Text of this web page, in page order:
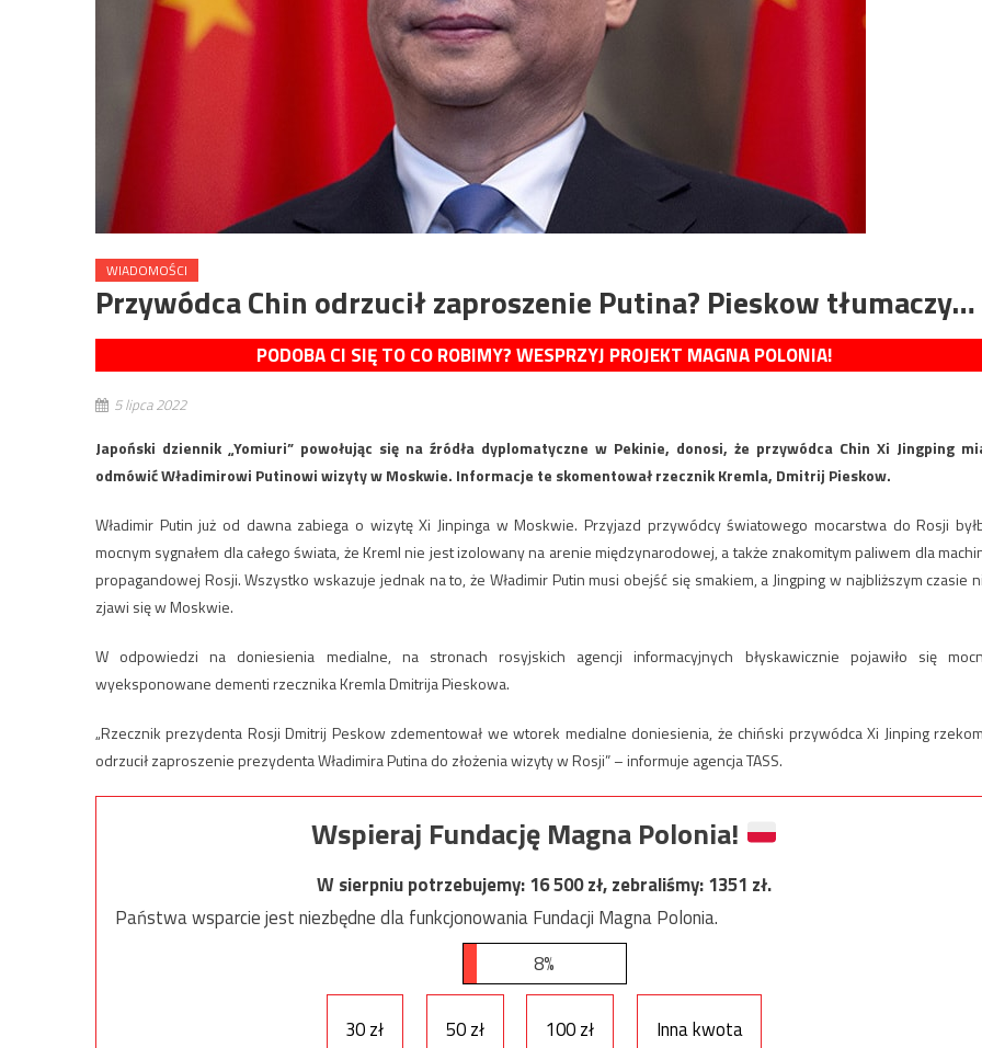
WIADOMOŚCI
Przywódca Chin odrzucił zaproszenie Putina? Pieskow tłumaczy…
PODOBA CI SIĘ TO CO ROBIMY? WESPRZYJ PROJEKT MAGNA POLONIA!
5 lipca 2022
Japoński dziennik „Yomiuri” powołując się na źródła dyplomatyczne w Pekinie, donosi, że przywódca Chin Xi Jingping
odmówić Władimirowi Putinowi wizyty w Moskwie. Informacje te skomentował rzecznik Kremla, Dmitrij Pieskow.
Władimir Putin już od dawna zabiega o wizytę Xi Jinpinga w Moskwie. Przyjazd przywódcy światowego mocarstwa do Rosji
mocnym sygnałem dla całego świata, że Kreml nie jest izolowany na arenie międzynarodowej, a także znakomitym paliwem dla
propagandowej Rosji. Wszystko wskazuje jednak na to, że Władimir Putin musi obejść się smakiem, a Jingping w najbliższym czasie
zjawi się w Moskwie.
W odpowiedzi na doniesienia medialne, na stronach rosyjskich agencji informacyjnych błyskawicznie pojawiło się
wyeksponowane dementi rzecznika Kremla Dmitrija Pieskowa.
„Rzecznik prezydenta Rosji Dmitrij Peskow zdementował we wtorek medialne doniesienia, że chiński przywódca Xi Jinping
odrzucił zaproszenie prezydenta Władimira Putina do złożenia wizyty w Rosji” – informuje agencja TASS.
Wspieraj Fundację Magna Polonia!
W sierpniu potrzebujemy:16 500zł, zebraliśmy:1351 zł.
Państwa wsparcie jest niezbędne dla funkcjonowania Fundacji Magna Polonia.
8%
30 zł 50 zł 100 zł
Inna kwota